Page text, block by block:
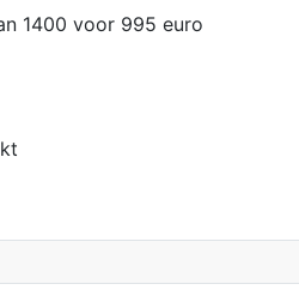
1400 voor 995 euro